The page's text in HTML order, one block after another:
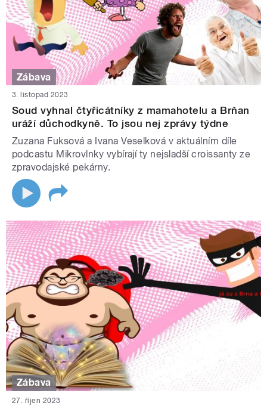
Zábava
3. listopad 2023
Soud vyhnal čtyřicátníky z mamahotelu a Brňan
uráží důchodkyně. To jsou nej zprávy týdne
Zuzana Fuksová a Ivana Veselková v aktuálním díle
podcastu Mikrovlnky vybírají ty nejsladší croissanty ze
zpravodajské pekárny.
Zábava
27. říjen 2023